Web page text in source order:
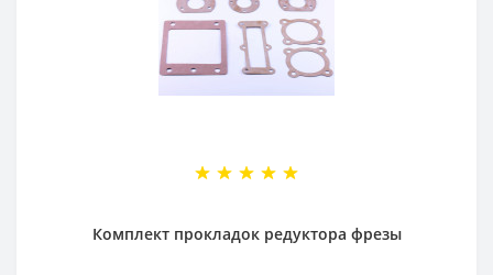
Комплект прокладок редуктора фрезы